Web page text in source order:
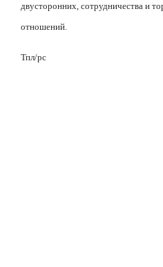
двусторонних, сотрудничества и
отношений.
Тпл/рс